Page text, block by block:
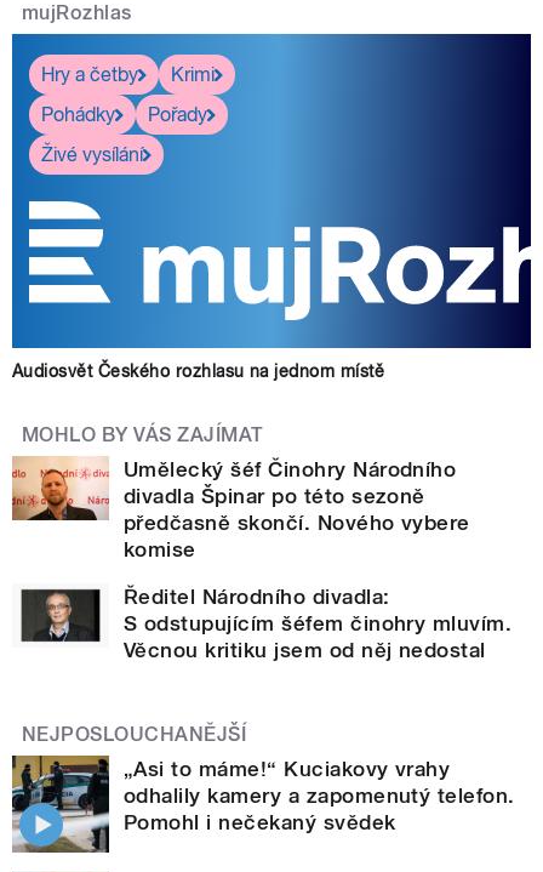
mujRozhlas
Hry a četby
Krimi
Pohádky
Pořady
Živé vysílání
Audiosvět Českého rozhlasu na jednom místě
MOHLO BY VÁS ZAJÍMAT
Umělecký šéf Činohry Národního
divadla Špinar po této sezoně
předčasně skončí. Nového vybere
komise
Ředitel Národního divadla:
S odstupujícím šéfem činohry mluvím.
Věcnou kritiku jsem od něj nedostal
NEJPOSLOUCHANĚJŠÍ
„Asi to máme!“ Kuciakovy vrahy
odhalily kamery a zapomenutý telefon.
Pomohl i nečekaný svědek